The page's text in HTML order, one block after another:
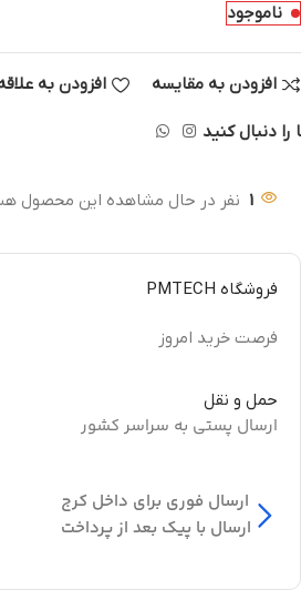
ناموجود
افزودن به مقایسه افزودن به
را دنبال کنید
1 نفر در حال مشاهده این محصول
فروشگاه PMTECH
فرصت خرید امروز
حمل و نقل
ارسال پستی به سراسر کشور
ارسال فوری برای داخل کرج
ارسال با پیک بعد از پرداخت